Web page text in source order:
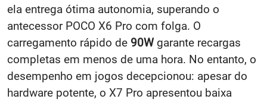
ela entrega ótima autonomia, superando o
antecessor POCO X6 Pro com folga. O
carregamento rápido de 90Wgarante recargas
completas em menos de uma hora. No entanto, o
desempenho em jogos decepcionou: apesar do
hardware potente, o X7 Pro apresentou baixa